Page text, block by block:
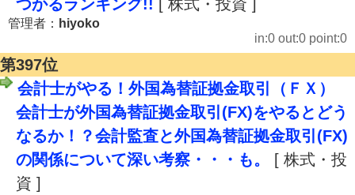
つかるランキング!! [ 株式・投資 ]
管理者： hiyoko
in:0 out:0 point:0
第397位
会計士がやる！外国為替証拠金取引（ＦＸ）
会計士が外国為替証拠金取引(FX)をやるとどう
なるか！？会計監査と外国為替証拠金取引(FX)
の関係について深い考察・・・も。
[ 株式・投
資 ]